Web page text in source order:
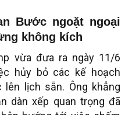
Bước ngoặt ngoại
không kích
vừa đưa ra ngày 11/6
hủy bỏ các kế hoạch
lịch sẵn. Ông khẳng
dàn xếp quan trọng đã